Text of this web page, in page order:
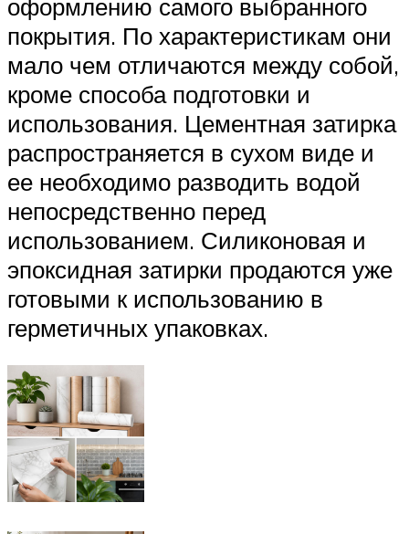
оформлению самого выбранного
покрытия. По характеристикам они
мало чем отличаются между собой,
кроме способа подготовки и
использования. Цементная затирка
распространяется в сухом виде и
ее необходимо разводить водой
непосредственно перед
использованием. Силиконовая и
эпоксидная затирки продаются уже
готовыми к использованию в
герметичных упаковках.